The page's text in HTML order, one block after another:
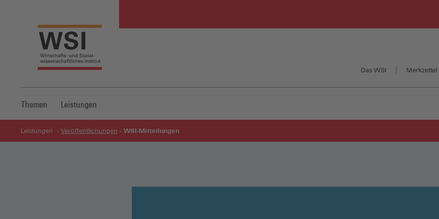
Das WSI Merkzettel
Themen Leistungen
Leistungen Veröffentlichungen WSI-Mitteilungen